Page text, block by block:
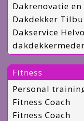
Dakrenovatie
Dakdekker
Dakservice
Fitness
Personal
Fitness Coach
Fitness Coach